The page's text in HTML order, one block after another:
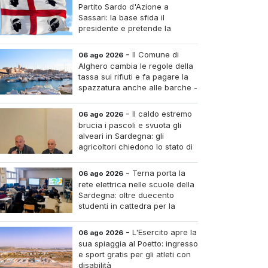
Partito Sardo d'Azione a
Sassari: la base sfida il
presidente e pretende la
06 ago 2026 - Il Comune di
Alghero cambia le regole della
tassa sui rifiuti e fa pagare la
spazzatura anche alle barche -
06 ago 2026 - Il caldo estremo
brucia i pascoli e svuota gli
alveari in Sardegna: gli
agricoltori chiedono lo stato di
06 ago 2026 - Terna porta la
rete elettrica nelle scuole della
Sardegna: oltre duecento
studenti in cattedra per la
06 ago 2026 - L'Esercito apre la
sua spiaggia al Poetto: ingresso
e sport gratis per gli atleti con
disabilità